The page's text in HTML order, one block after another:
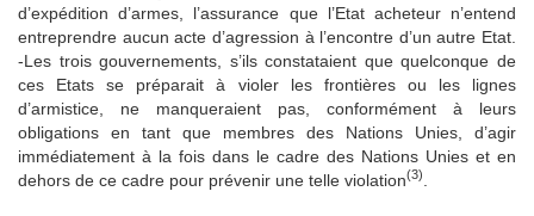
d’expédition d’armes, l’assurance que l’Etat acheteur n’entend
entreprendre aucun acte d’agression à l’encontre d’un autre Etat.
-Les trois gouvernements, s’ils constataient que quelconque de
ces Etats se préparait à violer les frontières ou les lignes
d’armistice, ne manqueraient pas, conformément à leurs
obligations en tant que membres des Nations Unies, d’agir
immédiatement à la fois dans le cadre des Nations Unies et en
dehors de ce cadre pour prévenir une telle violation(3)